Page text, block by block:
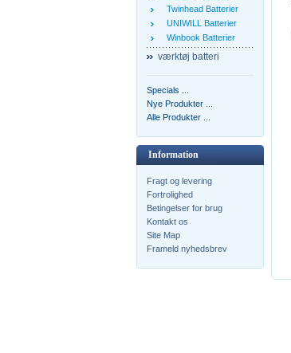
Twinhead Batterier
UNIWILL Batterier
Winbook Batterier
værktøj batteri
Specials ...
Nye Produkter ...
Alle Produkter ...
Information
Fragt og levering
Fortrolighed
Betingelser for brug
Kontakt os
Site Map
Frameld nyhedsbrev